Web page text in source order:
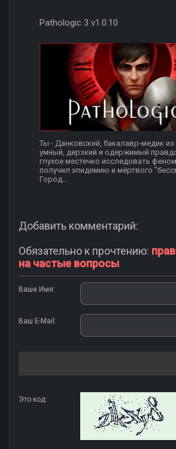
Pathologic 3 v1.0.10
Ты - Данковский, бакалавр-медик
умный, дерзкий и одержимый
глухое местечко исследовать
получил эпидемию и мёртвого
Город...
Добавить комментарий:
Обязательно к прочтению:
на частые вопросы
Ваше Имя:
Ваш E-Mail:
Это код: